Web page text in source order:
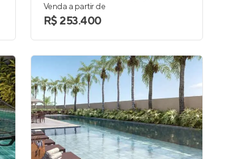
Venda a partir de
R$ 253.400